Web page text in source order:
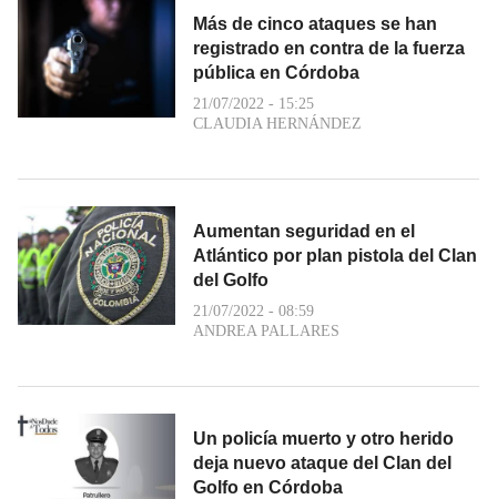
Más de cinco ataques se han
registrado en contra de la fuerza
pública en Córdoba
21/07/2022 - 15:25
CLAUDIA HERNÁNDEZ
Aumentan seguridad en el
Atlántico por plan pistola del Clan
del Golfo
21/07/2022 - 08:59
ANDREA PALLARES
Un policía muerto y otro herido
deja nuevo ataque del Clan del
Golfo en Córdoba